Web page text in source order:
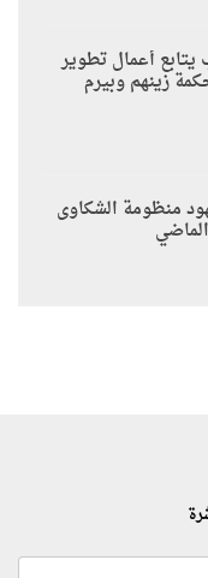
أعمال تطوير
زينهم وبيرم
منظومة الشكاوى